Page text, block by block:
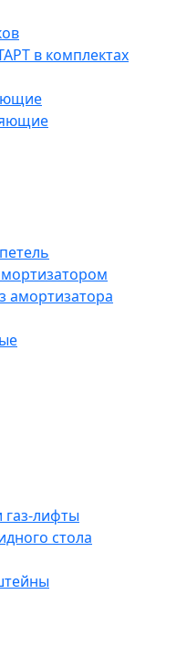
в комплектах
амортизатора
лифты
стола